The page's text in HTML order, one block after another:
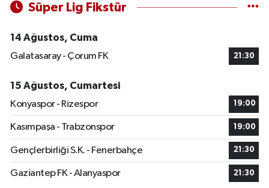
Süper Lig Fikstür
14 Ağustos, Cuma
Galatasaray - Çorum FK
21:30
15 Ağustos, Cumartesi
Konyaspor - Rizespor
19:00
Kasımpaşa - Trabzonspor 19:00
Gençlerbirliği S.K. - Fenerbahçe 21:30
Gaziantep FK - Alanyaspor 21:30